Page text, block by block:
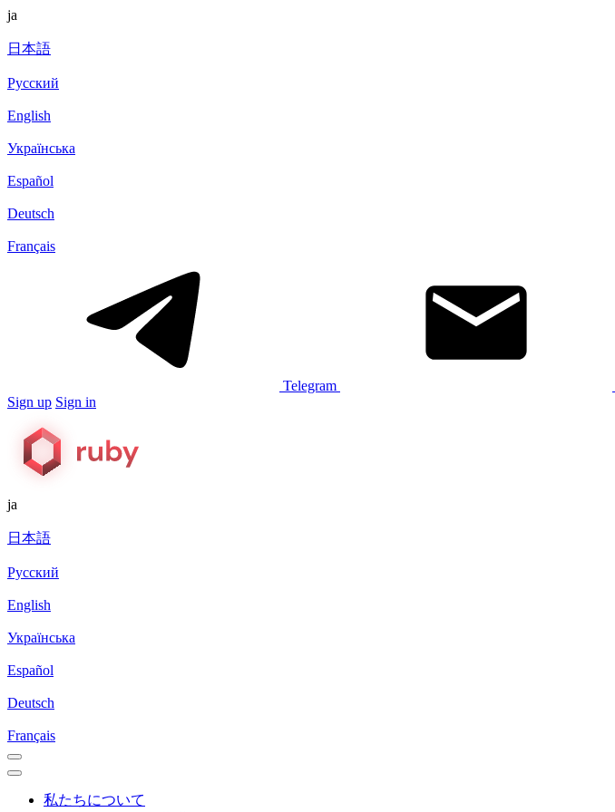
ja
日本語
Русский
English
Українська
Español
Deutsch
Français
Telegram
Sign up Sign in
ja
日本語
Русский
English
Українська
Español
Deutsch
Français
私たちについて